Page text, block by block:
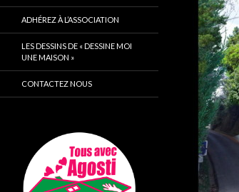
ADHÉREZ À L’ASSOCIATION
LES DESSINS DE « DESSINE MOI
UNE MAISON »
CONTACTEZ NOUS